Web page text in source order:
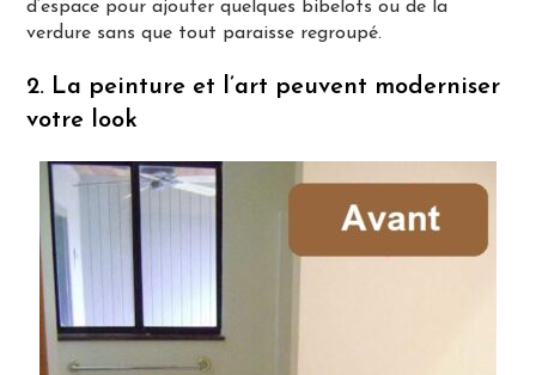
d’espace pour ajouter quelques bibelots ou de la
verdure sans que tout paraisse regroupé.
2. La peinture et l’art peuvent moderniser
votre look